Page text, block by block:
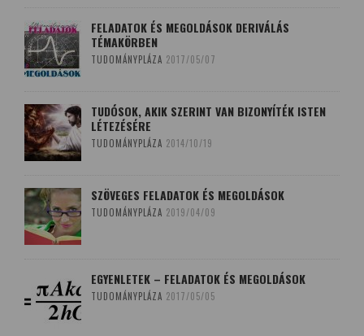
FELADATOK ÉS MEGOLDÁSOK DERIVÁLÁS
TÉMAKÖRBEN
TUDOMÁNYPLÁZA 2017/05/07
TUDÓSOK, AKIK SZERINT VAN BIZONYÍTÉK ISTEN
LÉTEZÉSÉRE
TUDOMÁNYPLÁZA 2014/10/19
SZÖVEGES FELADATOK ÉS MEGOLDÁSOK
TUDOMÁNYPLÁZA 2019/04/09
EGYENLETEK – FELADATOK ÉS MEGOLDÁSOK
TUDOMÁNYPLÁZA 2017/05/05